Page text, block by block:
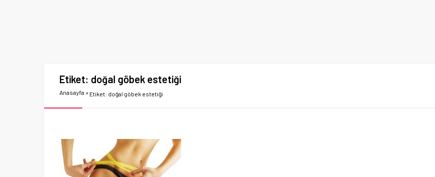
Etiket: doğal göbek estetiği
Anasayfa » Etiket: doğal göbek estetiği